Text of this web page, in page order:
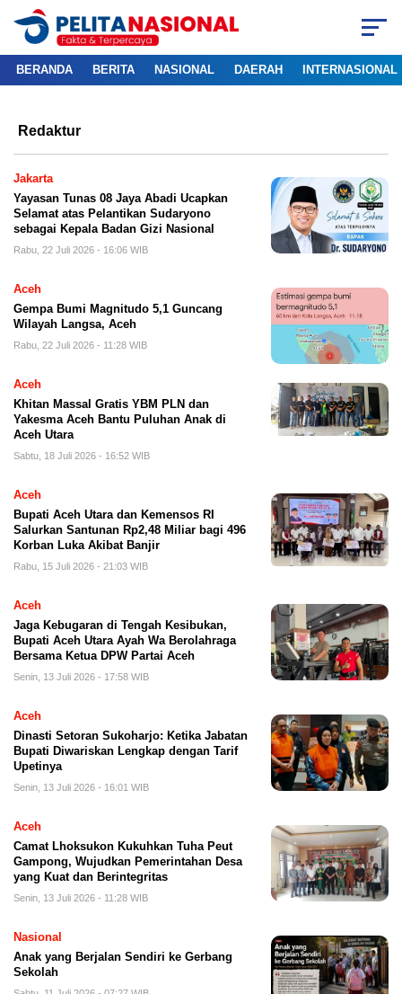
BERANDA BERITA NASIONAL DAERAH INTERNASIONAL
Redaktur
Jakarta
Yayasan Tunas 08 Jaya Abadi Ucapkan
Selamat atas Pelantikan Sudaryono
sebagai Kepala Badan Gizi Nasional
Rabu, 22 Juli 2026 - 16:06 WIB
Aceh
Gempa Bumi Magnitudo 5,1 Guncang
Wilayah Langsa, Aceh
Rabu, 22 Juli 2026 - 11:28 WIB
Aceh
Khitan Massal Gratis YBM PLN dan
Yakesma Aceh Bantu Puluhan Anak di
Aceh Utara
Sabtu, 18 Juli 2026 - 16:52 WIB
Aceh
Bupati Aceh Utara dan Kemensos RI
Salurkan Santunan Rp2,48 Miliar bagi 496
Korban Luka Akibat Banjir
Rabu, 15 Juli 2026 - 21:03 WIB
Aceh
Jaga Kebugaran di Tengah Kesibukan,
Bupati Aceh Utara Ayah Wa Berolahraga
Bersama Ketua DPW Partai Aceh
Senin, 13 Juli 2026 - 17:58 WIB
Aceh
Dinasti Setoran Sukoharjo: Ketika Jabatan
Bupati Diwariskan Lengkap dengan Tarif
Upetinya
Senin, 13 Juli 2026 - 16:01 WIB
Aceh
Camat Lhoksukon Kukuhkan Tuha Peut
Gampong, Wujudkan Pemerintahan Desa
yang Kuat dan Berintegritas
Senin, 13 Juli 2026 - 11:28 WIB
Nasional
Anak yang Berjalan Sendiri ke Gerbang
Sekolah